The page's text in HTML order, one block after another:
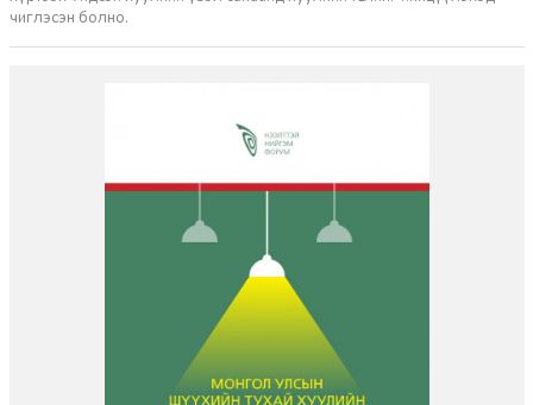
чиглэсэн болно.